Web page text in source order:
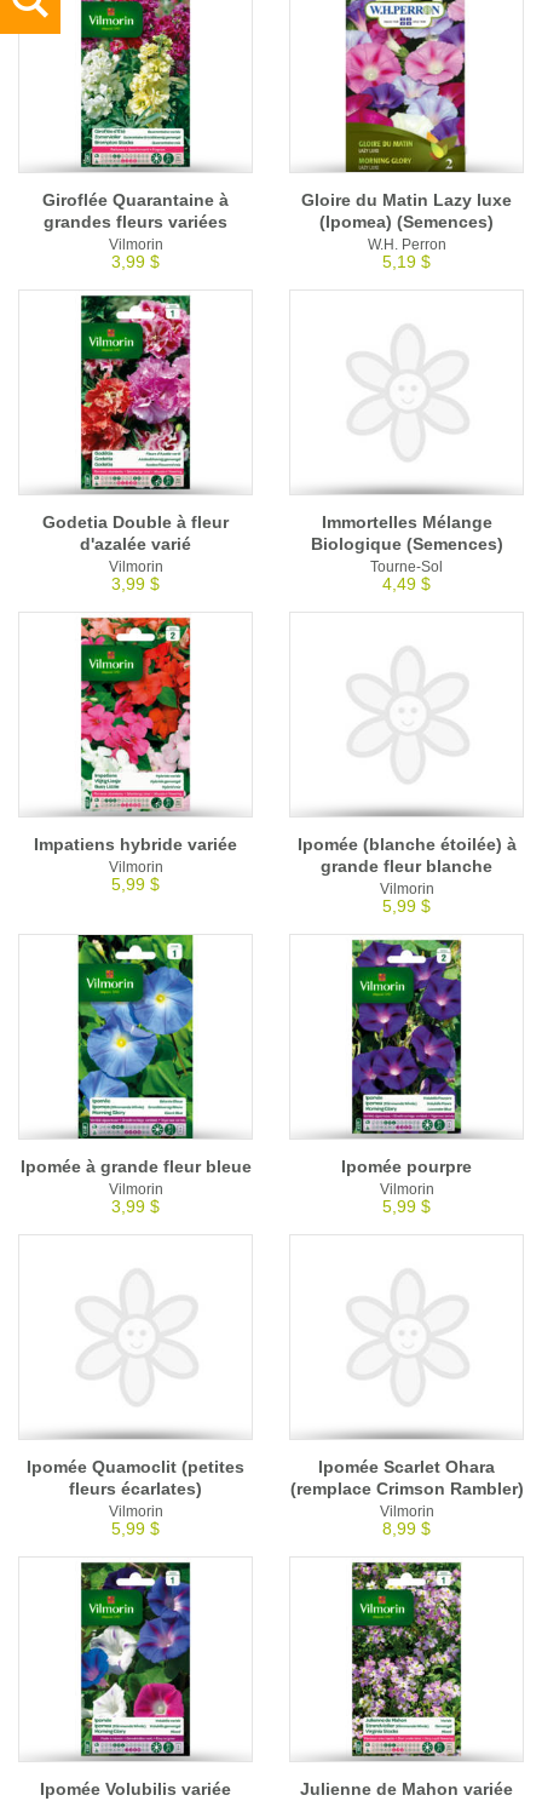
Giroflée Quarantaine à
grandes fleurs variées
Vilmorin
3,99 $
Gloire du Matin Lazy luxe
(Ipomea) (Semences)
W.H. Perron
5,19 $
Godetia Double à fleur
d'azalée varié
Vilmorin
3,99 $
Immortelles Mélange
Biologique (Semences)
Tourne-Sol
4,49 $
Impatiens hybride variée
Vilmorin
5,99 $
Ipomée (blanche étoilée) à
grande fleur blanche
Vilmorin
5,99 $
Ipomée à grande fleur bleue
Vilmorin
3,99 $
Ipomée pourpre
Vilmorin
5,99 $
Ipomée Quamoclit (petites
fleurs écarlates)
Vilmorin
5,99 $
Ipomée Scarlet Ohara
(remplace Crimson Rambler)
Vilmorin
8,99 $
Ipomée Volubilis variée Julienne de Mahon variée